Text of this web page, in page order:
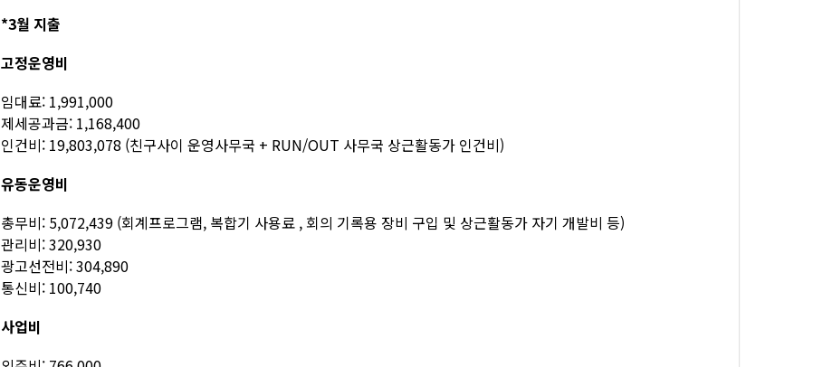
*3월 지출
고정운영비
임대료: 1,991,000
제세공과금: 1,168,400
인건비: 19,803,078 (친구사이 운영사무국 + RUN/OUT 사무국 상근활동가 인건비)
유동운영비
총무비: 5,072,439 (회계프로그램, 복합기 사용료 , 회의 기록용 장비 구입 및 상근활동가 자기 개발비 등)
관리비: 320,930
광고선전비: 304,890
통신비: 100,740
사업비